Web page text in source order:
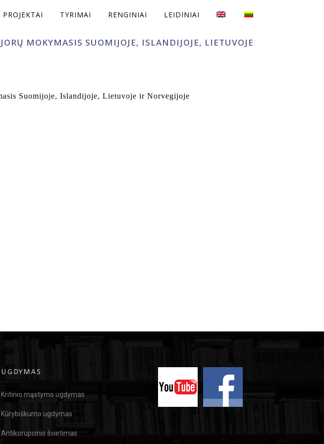
PROJEKTAI TYRIMAI RENGINIAI LEIDINIAI
MOKYMASIS SUOMIJOJE, ISLANDIJOJE, LIETUVOJE
Suomijoje, Islandijoje, Lietuvoje ir Norvegijoje
UGDYMAS
Kritinio mąstymo ugdymas
Kūrybiškumo ugdymas
Antikorupcinis švietimas